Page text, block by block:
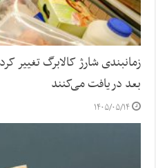
زمانبندی شارژ کالابرگ تغییر
بعد دریافت می‌کنند
۱۴۰۵/۰۵/۱۴